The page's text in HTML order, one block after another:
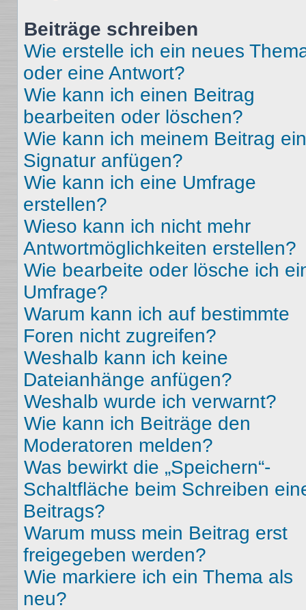
Beiträge schreiben
Wie erstelle ich ein neues
oder eine Antwort?
Wie kann ich einen Beitrag
bearbeiten oder löschen?
Wie kann ich meinem Beitrag
Signatur anfügen?
Wie kann ich eine Umfrage
erstellen?
Wieso kann ich nicht mehr
Antwortmöglichkeiten erstellen?
Wie bearbeite oder lösche ich
Umfrage?
Warum kann ich auf bestimmte
Foren nicht zugreifen?
Weshalb kann ich keine
Dateianhänge anfügen?
Weshalb wurde ich verwarnt?
Wie kann ich Beiträge den
Moderatoren melden?
Was bewirkt die „Speichern“-
Schaltfläche beim Schreiben
Beitrags?
Warum muss mein Beitrag erst
freigegeben werden?
Wie markiere ich ein Thema als
neu?